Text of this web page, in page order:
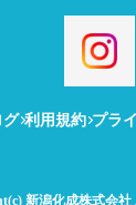
グ 利用規約 プラ
新潟化成株式会社